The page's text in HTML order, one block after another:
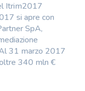
Itrim2017
si apre con
SpA,
31 marzo 2017
340 mln €